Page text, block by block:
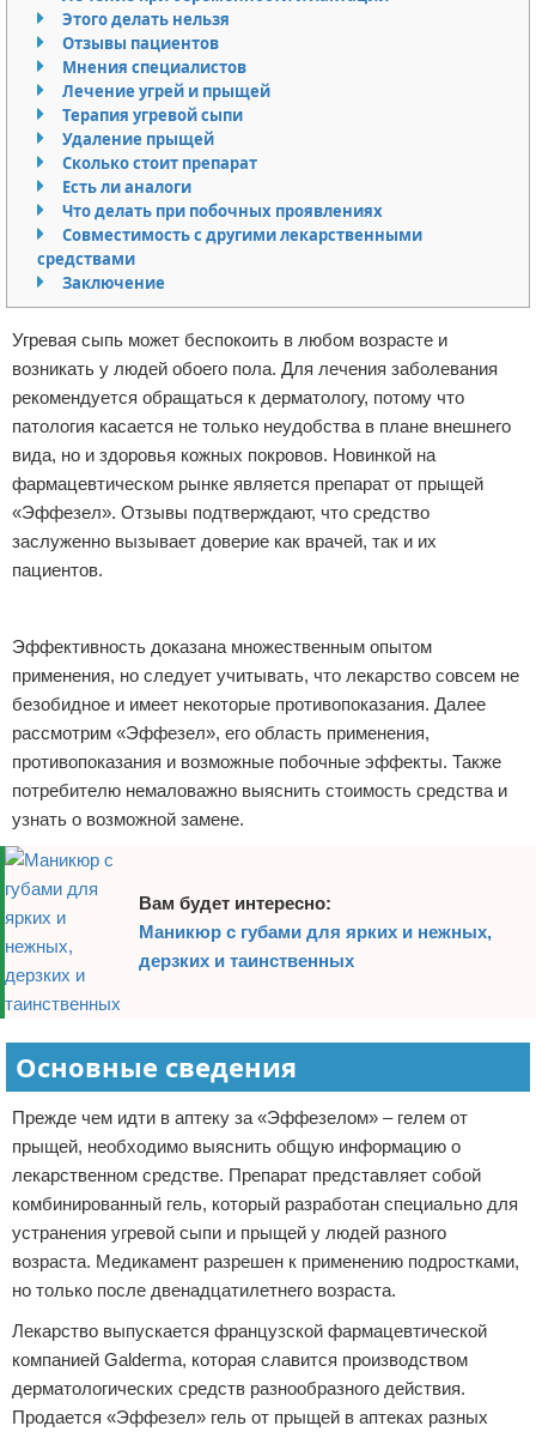
Финансы
Отказ от ответственности
Этого делать нельзя
Отзывы пациентов
Мнения специалистов
Лечение угрей и прыщей
Терапия угревой сыпи
Удаление прыщей
Сколько стоит препарат
Есть ли аналоги
Что делать при побочных проявлениях
Совместимость с другими лекарственными
средствами
Заключение
Угревая сыпь может беспокоить в любом возрасте и
возникать у людей обоего пола. Для лечения заболевания
рекомендуется обращаться к дерматологу, потому что
патология касается не только неудобства в плане внешнего
вида, но и здоровья кожных покровов. Новинкой на
фармацевтическом рынке является препарат от прыщей
«Эффезел». Отзывы подтверждают, что средство
заслуженно вызывает доверие как врачей, так и их
пациентов.
Эффективность доказана множественным опытом
применения, но следует учитывать, что лекарство совсем не
безобидное и имеет некоторые противопоказания. Далее
рассмотрим «Эффезел», его область применения,
противопоказания и возможные побочные эффекты. Также
потребителю немаловажно выяснить стоимость средства и
узнать о возможной замене.
Вам будет интересно:
Маникюр с губами для ярких и нежных,
дерзких и таинственных
Основные сведения
Прежде чем идти в аптеку за «Эффезелом» – гелем от
прыщей, необходимо выяснить общую информацию о
лекарственном средстве. Препарат представляет собой
комбинированный гель, который разработан специально для
устранения угревой сыпи и прыщей у людей разного
возраста. Медикамент разрешен к применению подростками,
но только после двенадцатилетнего возраста.
Лекарство выпускается французской фармацевтической
компанией Galderma, которая славится производством
дерматологических средств разнообразного действия.
Продается «Эффезел» гель от прыщей в аптеках разных